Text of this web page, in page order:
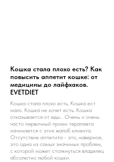
Кошка стала плохо есть? Как
повысить аппетит кошке: от
медицины до лайфхаков.
EVETDIET
Кошка стала плохо есть. Кошка ест
мало. Кошка не хочет есть. Кошка
отказывается от еды... Очень и очень
часто первичный прием терапевта
начинается с этих жалоб клиента.
Отсутствие аппетита - это, наверное,
это одна из самых значимых проблем,
с которой может столкнуться владелец
абсолютно любой кошки.